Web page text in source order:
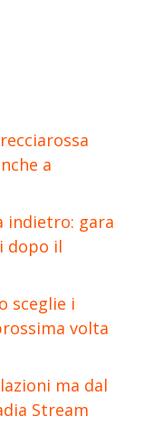
a
indietro: gara
dopo il
sceglie i
volta
ma dal
Stream